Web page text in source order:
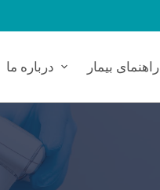
درباره ما راهنمای بیمار